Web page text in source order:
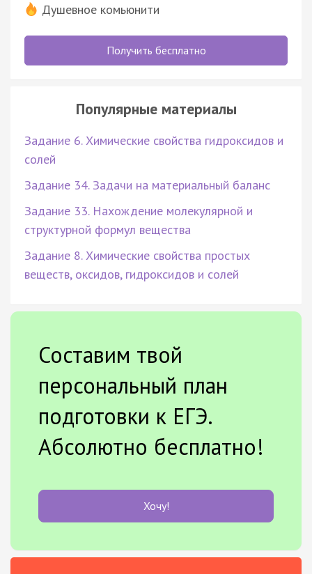
Душевное комьюнити
Получить бесплатно
Популярные материалы
Задание 6. Химические свойства гидроксидов и
солей
Задание 34. Задачи на материальный баланс
Задание 33. Нахождение молекулярной и
структурной формул вещества
Задание 8. Химические свойства простых
веществ, оксидов, гидроксидов и солей
Составим твой
персональный план
подготовки к ЕГЭ.
Абсолютно бесплатно!
Хочу!